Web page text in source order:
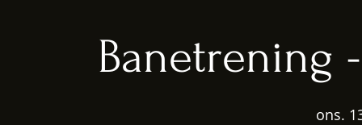
Banetrening
ons.